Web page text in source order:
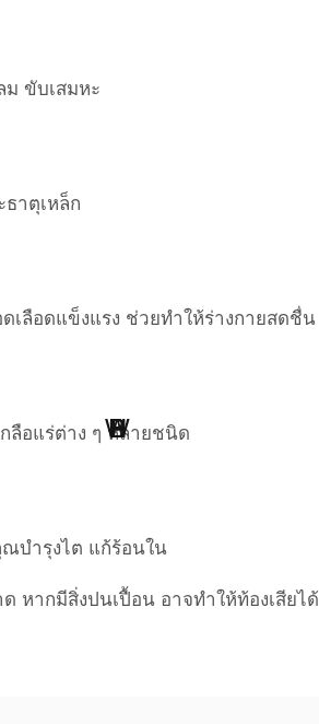
ขับเสมหะ
าตุเหล็ก
ลือดแข็งแรง ช่วยทำให้ร่างกายสดชื่น
ลือแร่ต่าง ๆ หลายชนิด
บำรุงไต แก้ร้อนใน
หากมีสิ่งปนเปื้อน อาจทำให้ท้องเสียได้
H
B
S
L
P
W